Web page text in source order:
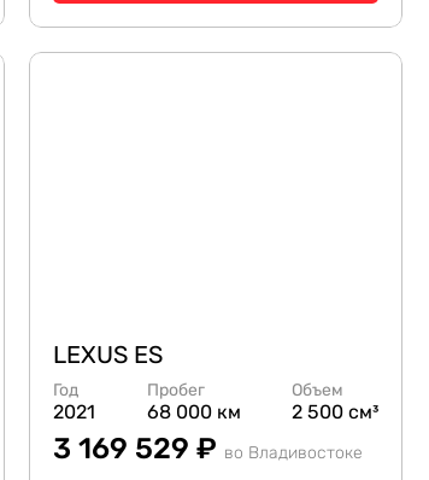
LEXUS ES
Год
2021
Пробег
68 000 км
Объем
2 500 см³
3 169 529 ₽ во Владивостоке